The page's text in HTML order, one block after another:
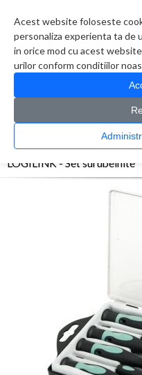
Acest website foloseste
personaliza experienta ta de
in orice mod cu acest
urilor conform conditiilor
CATALOG PRODUSE
>
LOGILINK - Set surubelnite